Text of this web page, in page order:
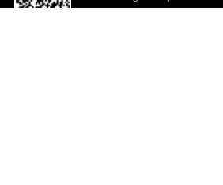
o App agora